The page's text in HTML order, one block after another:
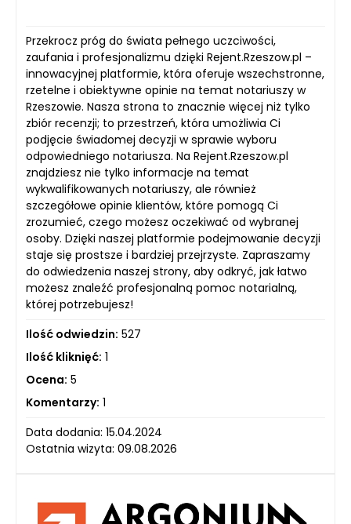
Przekrocz próg do świata pełnego uczciwości,
zaufania i profesjonalizmu dzięki Rejent.Rzeszow.pl –
innowacyjnej platformie, która oferuje wszechstronne,
rzetelne i obiektywne opinie na temat notariuszy w
Rzeszowie. Nasza strona to znacznie więcej niż tylko
zbiór recenzji; to przestrzeń, która umożliwia Ci
podjęcie świadomej decyzji w sprawie wyboru
odpowiedniego notariusza. Na Rejent.Rzeszow.pl
znajdziesz nie tylko informacje na temat
wykwalifikowanych notariuszy, ale również
szczegółowe opinie klientów, które pomogą Ci
zrozumieć, czego możesz oczekiwać od wybranej
osoby. Dzięki naszej platformie podejmowanie decyzji
staje się prostsze i bardziej przejrzyste. Zapraszamy
do odwiedzenia naszej strony, aby odkryć, jak łatwo
możesz znaleźć profesjonalną pomoc notarialną,
której potrzebujesz!
Ilość odwiedzin: 527
Ilość kliknięć: 1
Ocena: 5
Komentarzy: 1
Data dodania: 15.04.2024
Ostatnia wizyta: 09.08.2026